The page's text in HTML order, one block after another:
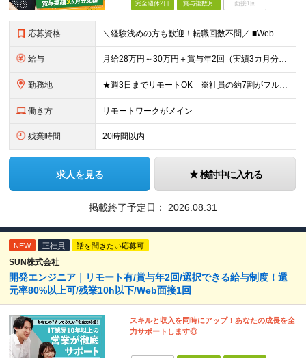
完全週休2日 賞与複数月 面接1回
応募資格 ＼経験浅めの方も歓迎！転職回数不問／ ■Web系システム開発の経験をお持ちの方（言語、工程、年数不問） ■学歴不問 ◎まずはお会いすることを大切にしています！ 「経歴に自信がない…」そんな方もまずは
給与 月給28万円～30万円＋賞与年2回（実績3カ月分）＋住宅・家族手当 ※経験・年齢・能力を考慮し、当社規定により決定します。 ※試用期間3カ月（給与、待遇に差異はありません） ※残業代は全額支給いたしま
勤務地 ★週3日までリモートOK ※社員の約7割がフルに活用中 ★駅チカで通勤快適！ ■東京本社 東京都台東区上野6丁目16番地22号 上野TGビル4階 ※(変更の範囲)上記を除く当社関連勤務地
働き方 リモートワークがメイン
残業時間 20時間以内
求人を見る 検討中に入れる
掲載終了予定日： 2026.08.31
NEW 正社員 話を聞きたい応募可
SUN株式会社
開発エンジニア｜リモート有/賞与年2回/選択できる給与制度！還
元率80%以上可/残業10h以下/Web面接1回
スキルと収入を同時にアップ！あなたの成長を全
力サポートします◎